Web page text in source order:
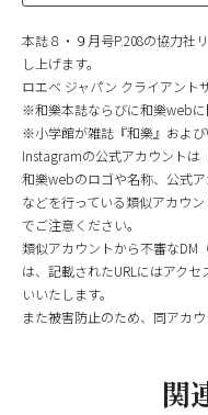
本誌８・９月号P.208の協力社
し上げます。
ロエベ ジャパン クライアント
※和樂本誌ならびに和樂web
※小学館が雑誌『和樂』およ
Instagramの公式アカウントは
和樂webのロゴや名称、公式
などを行っている類似アカウ
でご注意ください。
類似アカウントから不審なDM
は、記載されたURLにはアク
いいたします。
また被害防止のため、同アカ
関